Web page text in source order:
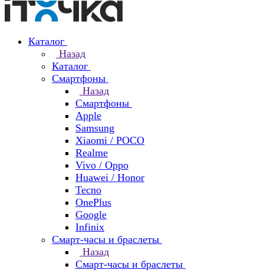
Каталог
Назад
Каталог
Смартфоны
Назад
Смартфоны
Apple
Samsung
Xiaomi / POCO
Realme
Vivo / Oppo
Huawei / Honor
Tecno
OnePlus
Google
Infinix
Смарт-часы и браслеты
Назад
Смарт-часы и браслеты